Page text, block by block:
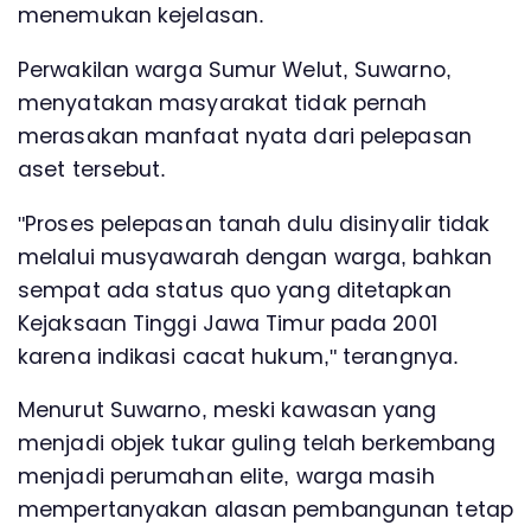
menemukan kejelasan.
Perwakilan warga Sumur Welut, Suwarno,
menyatakan masyarakat tidak pernah
merasakan manfaat nyata dari pelepasan
aset tersebut.
"Proses pelepasan tanah dulu disinyalir tidak
melalui musyawarah dengan warga, bahkan
sempat ada status quo yang ditetapkan
Kejaksaan Tinggi Jawa Timur pada 2001
karena indikasi cacat hukum," terangnya.
Menurut Suwarno, meski kawasan yang
menjadi objek tukar guling telah berkembang
menjadi perumahan elite, warga masih
mempertanyakan alasan pembangunan tetap